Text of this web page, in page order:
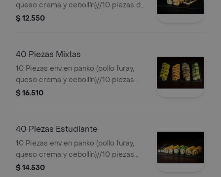
queso crema y cebollín)//10 piezas de
california (kanikama, queso crema y
$ 12.550
40 Piezas Mixtas
10 Piezas env en panko (pollo furay,
queso crema y cebollín)//10 piezas
env en palta (pollo furay , queso crema
piezas de california (kanikama, queso
$ 16.510
40 Piezas Estudiante
10 Piezas env en panko (pollo furay,
queso crema y cebollín)//10 piezas
env en panko (kanikama, queso crema
$ 14.530